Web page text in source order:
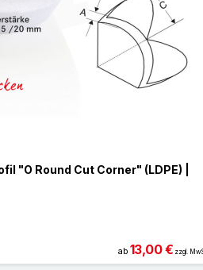
"O Round Cut Corner" (LDPE) |
ab 13,00 € zzgl.